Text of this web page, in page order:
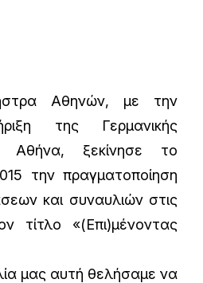
Αθηνών, με την
της Γερμανικής
Αθήνα, ξεκίνησε το
την πραγματοποίηση
και συναυλιών στις
τίτλο «(Επι)μένοντας
μας αυτή θελήσαμε να